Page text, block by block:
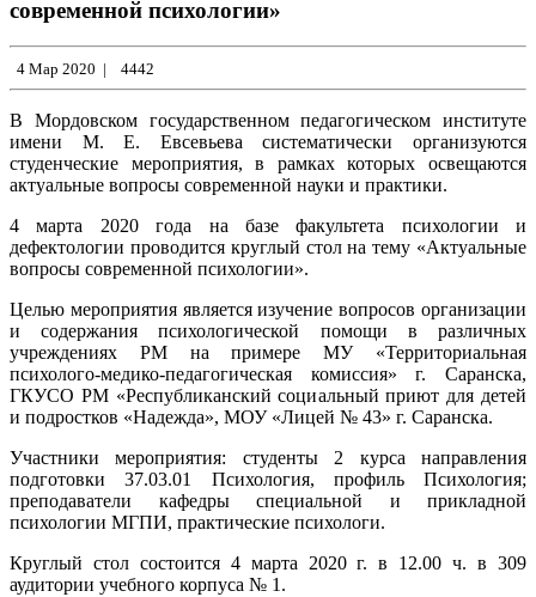
современной психологии»
4 Мар 2020 | 4442
В Мордовском государственном педагогическом институте
имени М. Е. Евсевьева систематически организуются
студенческие мероприятия, в рамках которых освещаются
актуальные вопросы современной науки и практики.
4 марта 2020 года на базе факультета психологии и
дефектологии проводится круглый стол на тему «Актуальные
вопросы современной психологии».
Целью мероприятия является изучение вопросов организации
и содержания психологической помощи в различных
учреждениях РМ на примере МУ «Территориальная
психолого-медико-педагогическая комиссия» г. Саранска,
ГКУСО РМ «Республиканский социальный приют для детей
и подростков «Надежда», МОУ «Лицей № 43» г. Саранска.
Участники мероприятия: студенты 2 курса направления
подготовки 37.03.01 Психология, профиль Психология;
преподаватели кафедры специальной и прикладной
психологии МГПИ, практические психологи.
Круглый стол состоится 4 марта 2020 г. в 12.00 ч. в 309
аудитории учебного корпуса № 1.